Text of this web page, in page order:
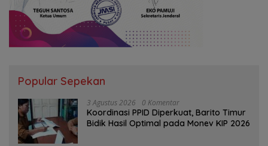
Popular Sepekan
3 Agustus 2026 0 Komentar
Koordinasi PPID Diperkuat, Barito Timur
Bidik Hasil Optimal pada Monev KIP 2026